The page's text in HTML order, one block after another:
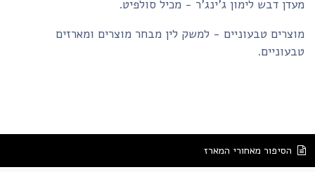
דבש לימון ג'ינג'ר - מכיל סולפיט.
טבעוניים - למשק לין מבחר מוצרים ומארזים
הסיפור מאחורי המארז